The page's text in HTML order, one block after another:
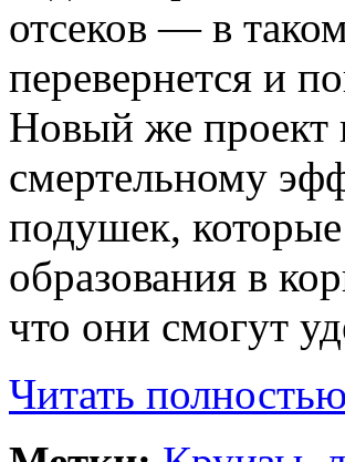
отсеков — в
перевернется и
Новый же проект
смертельному
подушек,
образования в
что они смогут
Читать